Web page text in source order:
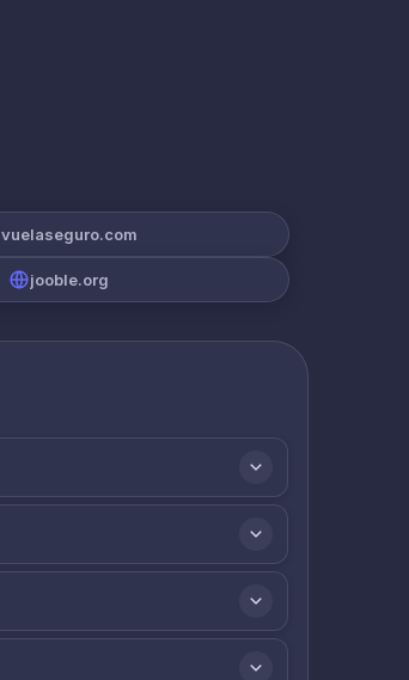
vuelaseguro.com
jooble.org